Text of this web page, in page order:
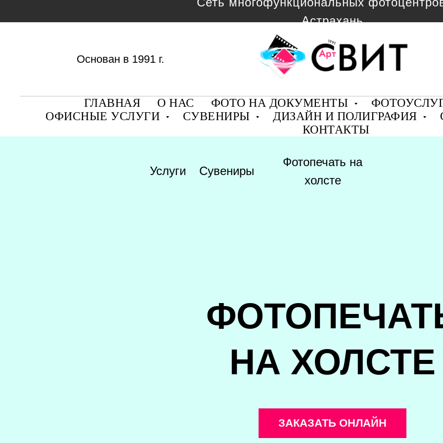
Астрахань
Основан в 1991 г.
ГЛАВНАЯ О НАС ФОТО НА ДОКУМЕНТЫ
ОФИСНЫЕ УСЛУГИ
СУВЕНИРЫ ДИЗАЙН И ПОЛИГРАФИЯ
КОНТАКТЫ
ЗАКАЗАТЬ ОНЛАЙН
НА ХОЛСТЕ
Услуги Сувениры
Фотопечать на
холсте